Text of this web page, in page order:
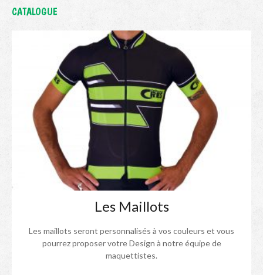
CATALOGUE
Les Maillots
Les maillots seront personnalisés à vos couleurs et vous
pourrez proposer votre Design à notre équipe de
maquettistes.